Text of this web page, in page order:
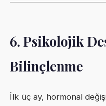
6. Psikolojik
Bilinçlenme
İlk üç ay, hormonal